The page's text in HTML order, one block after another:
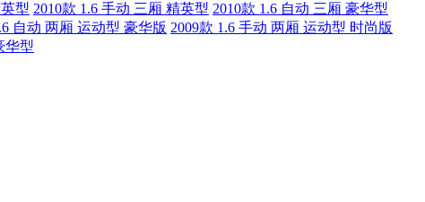
型 2010款 1.6 手动 三厢 精英型 2010款 1.6 自动 三厢 豪华型
自动 两厢 运动型 豪华版 2009款 1.6 手动 两厢 运动型 时尚版
华型